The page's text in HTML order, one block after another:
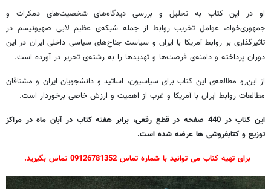
او در این کتاب به تحلیل و بررسی دیدگاه‌های شخصیت‌های دمکرات و
جمهوری‌خواه، عوامل تخریب روابط از جمله شبکه‌ی عظیم لابی صهیونیسم در
تاثیرگذاری بر روابط آمریکا با ایران و سیاست جناح‌های سیاسی داخلی ایران در این
دوران پرداخته و دامنه‌ی فرصت‌ها و تهدیدها را به رشته‌ی تحریر در آورده است.
از این‌رو مطالعه‌ی این کتاب برای سیاسیون، اساتید و دانشجویان ایران و مشتاقان
مطالعات روابط ایران با آمریکا و غرب از اهمیت و ارزش خاصی برخوردار است.
این کتاب در 440 صفحه در قطع رقعی، برابر هفته کتاب در آبان ماه در مراکز
توزیع و کتابفروشی ها عرضه شده است.
برای تهیه کتاب می توانید با شماره تماس 09126781352 تماس بگیرید.